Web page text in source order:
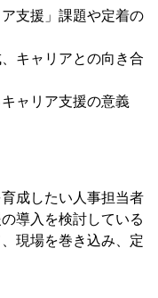
支援」課題や定着の
キャリアとの向き合
ャリア支援の意義
成したい人事担当者
導入を検討している
現場を巻き込み、定